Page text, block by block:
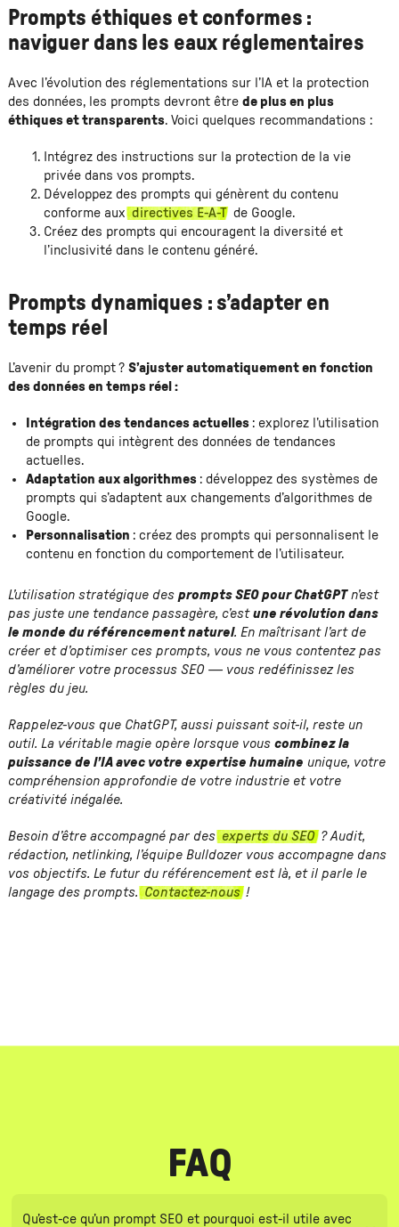
Prompts éthiques et conformes :
naviguer dans les eaux réglementaires
Avec l’évolution des réglementations sur l’IA et la protection
des données, les prompts devront être de plus en plus
éthiques et transparents. Voici quelques recommandations :
Intégrez des instructions sur la protection de la vie
privée dans vos prompts.
Développez des prompts qui génèrent du contenu
conforme aux directives E-A-T de Google.
Créez des prompts qui encouragent la diversité et
l’inclusivité dans le contenu généré.
Prompts dynamiques : s’adapter en
temps réel
L’avenir du prompt ? S’ajuster automatiquement en fonction
des données en temps réel :
Intégration des tendances actuelles : explorez l’utilisation
de prompts qui intègrent des données de tendances
actuelles.
Adaptation aux algorithmes : développez des systèmes de
prompts qui s’adaptent aux changements d’algorithmes de
Google.
Personnalisation : créez des prompts qui personnalisent le
contenu en fonction du comportement de l’utilisateur.
L’utilisation stratégique des prompts SEO pour ChatGPTn’est
pas juste une tendance passagère, c’est une révolution dans
le monde du référencement naturel. En maîtrisant l’art de
créer et d’optimiser ces prompts, vous ne vous contentez pas
d’améliorer votre processus SEO — vous redéfinissez les
règles du jeu.
Rappelez-vous que ChatGPT, aussi puissant soit-il, reste un
outil. La véritable magie opère lorsque vous combinez la
puissance de l’IA avec votre expertise humaine unique, votre
compréhension approfondie de votre industrie et votre
créativité inégalée.
Besoin d’être accompagné par des experts du SEO ? Audit,
rédaction, netlinking, l’équipe Bulldozer vous accompagne dans
vos objectifs. Le futur du référencement est là, et il parle le
langage des prompts. Contactez-nous !
FAQ
Qu’est-ce qu’un prompt SEO et pourquoi est-il utile avec